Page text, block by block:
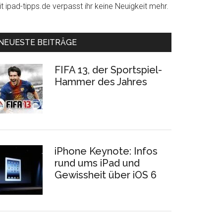
ipad-tipps.de verpasst ihr keine Neuigkeit mehr.
BEITRÄGE
FIFA 13, der Sportspiel-
Hammer des Jahres
iPhone Keynote: Infos
rund ums iPad und
Gewissheit über iOS 6